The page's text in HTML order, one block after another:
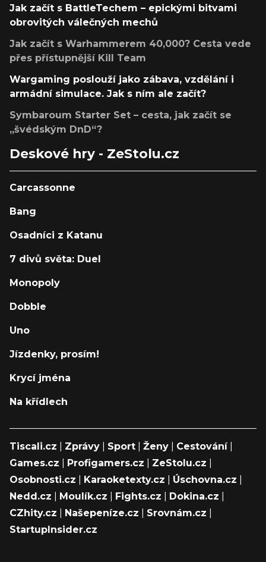
Jak začít s BattleTechem – epickými bitvami
obrovitých válečných mechů
Jak začít s Warhammerem 40,000? Cesta vede
přes přístupnější Kill Team
Wargaming poslouží jako zábava, vzdělání i
armádní simulace. Jak s ním ale začít?
Symbaroum Starter Set – cesta, jak začít se
„švédským DnD“?
Deskové hry - ZeStolu.cz
Carcassonne
Bang
Osadníci z Katanu
7 divů světa: Duel
Monopoly
Dobble
Uno
Jízdenky, prosím!
Krycí jména
Na křídlech
Tiscali.cz Zprávy Sport Ženy Cestování|
Games.cz
Profigamers.cz ZeStolu.cz
Osobnosti.cz
Karaoketexty.cz Úschovna.cz
Nedd.cz
Moulík.cz Fights.cz Dokina.cz
CZhity.cz
Našepeníze.cz Srovnám.cz
StartupInsider.cz